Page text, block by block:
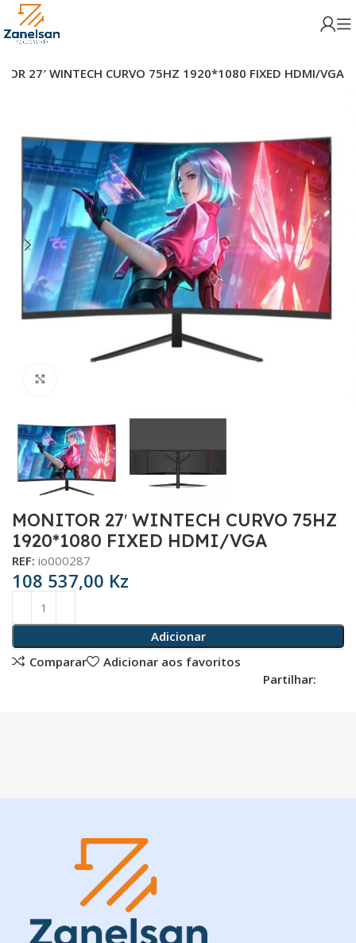
27′ WINTECH CURVO 75HZ 1920*1080 FIXED HDMI/VGA
MONITOR 27′ WINTECH CURVO 75HZ
1920*1080 FIXED HDMI/VGA
REF:io000287
108 537,00 Kz
Adicionar
Comparar
Adicionar aos favoritos
Partilhar: